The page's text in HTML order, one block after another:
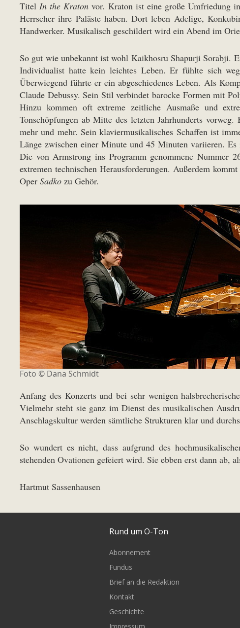
TitelIn the Kraton vor. Kraton ist eine große Umfriedung
Herrscher ihre Paläste haben. Dort leben Adelige,
Handwerker. Musikalisch geschildert wird ein Abend im
So gut wie unbekannt ist wohl Kaikhosru Shapurji Sorabji.
Individualist hatte kein leichtes Leben. Er fühlte sich
Überwiegend führte er ein abgeschiedenes Leben. Als
Claude Debussy. Sein Stil verbindet barocke Formen mit
Hinzu kommen oft extreme zeitliche Ausmaße und
Tonschöpfungen ab Mitte des letzten Jahrhunderts
mehr und mehr. Sein klaviermusikalisches Schaffen ist
Länge zwischen einer Minute und 45 Minuten variieren.
Die von Armstrong ins Programm genommene Nummer
extremen technischen Herausforderungen. Außerdem kommt
Oper Sadko zu Gehör.
Foto © Dana Schmidt
Anfang des Konzerts und bei sehr wenigen
Vielmehr steht sie ganz im Dienst des musikalischen
Anschlagskultur werden sämtliche Strukturen klar und
So wundert es nicht, dass aufgrund des
stehenden Ovationen gefeiert wird. Sie ebben erst dann ab,
Hartmut Sassenhausen
Rund um O-Ton
Abonnement
Fundus
Brief an die Redaktion
Kontakt
Geschichte